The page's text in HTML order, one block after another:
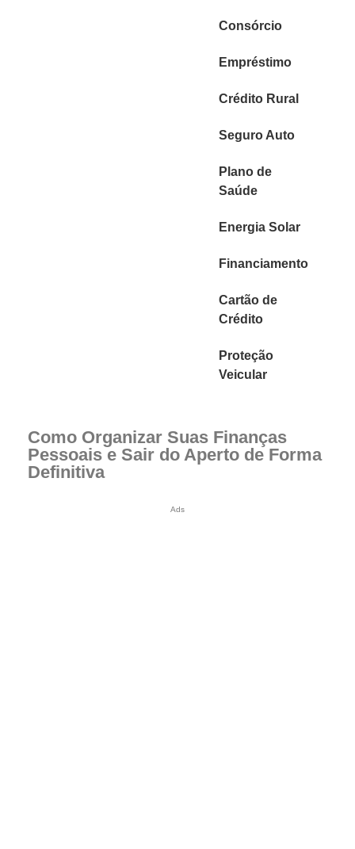
Consórcio
Empréstimo
Crédito Rural
Seguro Auto
Plano de
Saúde
Energia Solar
Financiamento
Cartão de
Crédito
Proteção
Veicular
Como Organizar Suas Finanças
Pessoais e Sair do Aperto de Forma
Definitiva
Ads